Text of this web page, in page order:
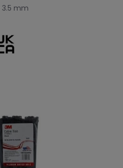
3.5 mm